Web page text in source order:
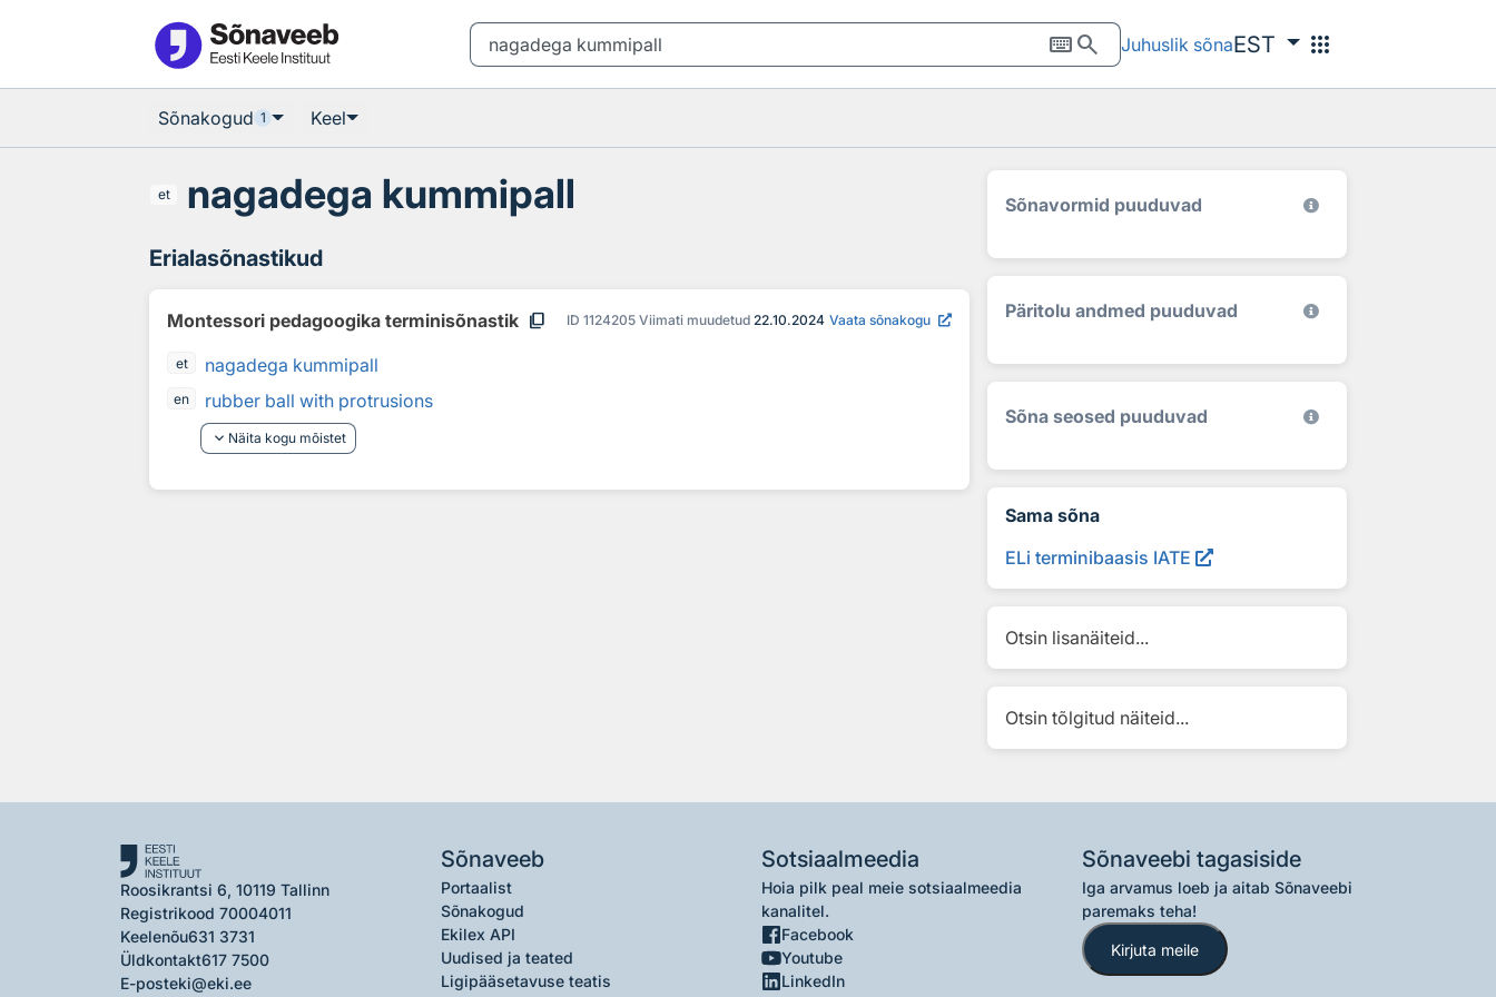
keyboardsearch Juhuslik sõnaEST apps
Sõnakogud 1 Keel
et nagadega kummipall
Erialasõnastikud
Montessori pedagoogika terminisõnastik content_copy ID 1124205 Viimati muudetud 22.10.2024 Vaata sõnakogu
et nagadega kummipall
en
rubber ball with protrusions
keyboard_arrow_down Näita kogu mõistet
Sõnavormid puuduvad
Päritolu andmed puuduvad
Sõna seosed puuduvad
Sama sõna
ELi terminibaasis IATE
Otsin lisanäiteid...
Otsin tõlgitud näiteid...
Roosikrantsi 6, 10119 Tallinn
Registrikood 70004011
Keelenõu631 3731
Üldkontakt617 7500
E-posteki@eki.ee
Sõnaveeb
Portaalist
Sõnakogud
Ekilex API
Uudised ja teated
Ligipääsetavuse teatis
Sotsiaalmeedia
Hoia pilk peal meie sotsiaalmeedia
kanalitel.
Facebook
Youtube
LinkedIn
Sõnaveebi tagasiside
Iga arvamus loeb ja aitab Sõnaveebi
paremaks teha!
Kirjuta meile